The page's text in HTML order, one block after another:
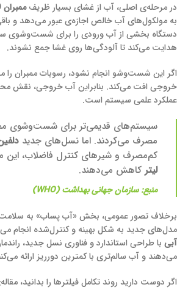
در مرحله‌ی اصلی، آب از غشای بسیار ظریفممبران RO
به مولکول‌های آب خالص اجازه‌ی عبور می‌دهد و
دستگاه بخشی از آب ورودی را برای شست‌وشوی
هدایت می‌کند تا آلودگی‌ها روی غشا جمع نشوند.
اگر این شست‌وشو انجام نشود، رسوبات ممبران
خروجی افت می‌کند. بنابراین آب خروجی، نقش
عملکرد علمی سیستم است.
مصرف می‌کردند. اما نسل‌های جدید
کم‌مصرف و شیرهای کنترل فاضلاب، این
لیترکاهش می‌دهند.
منبع:سازمان جهانی بهداشت (WHO)
برخلاف تصور عمومی، بخش «آب پساب» به
مدل‌های جدید به شکل بهینه و کنترل‌شده انجام
آبی با طراحی استاندارد و فناوری نسل جدید،
می‌دهند و آب سالم‌تری با کمترین دورریز ارائه
اگر دوست دارید روند تکامل فیلترها را بدانید،